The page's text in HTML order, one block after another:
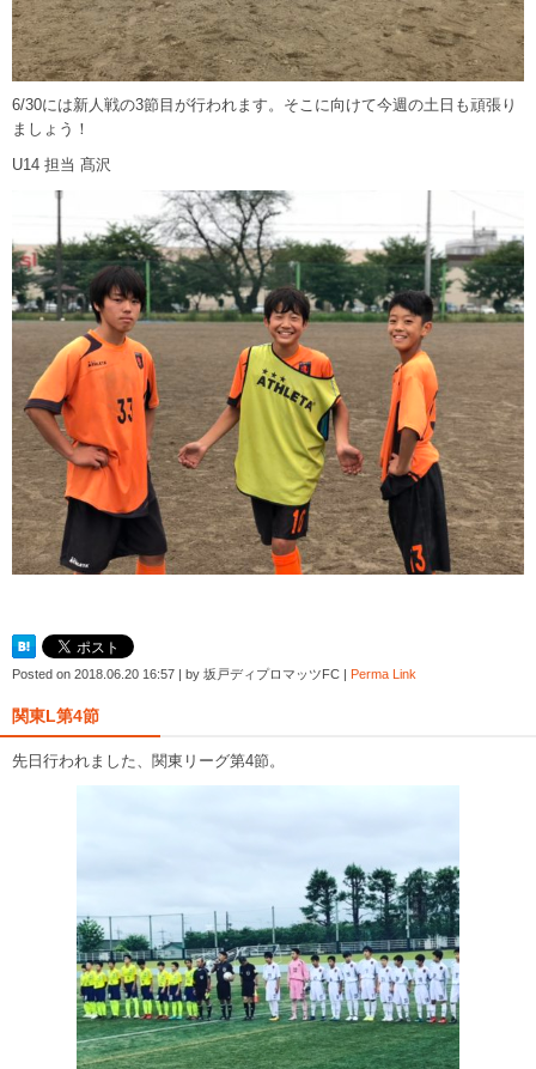
6/30には新人戦の3節目が行われます。そこに向けて今週の土日も頑張り
ましょう！
U14 担当 髙沢
Posted on 2018.06.20 16:57 | by 坂戸ディプロマッツFC | Perma Link
関東L第4節
先日行われました、関東リーグ第4節。